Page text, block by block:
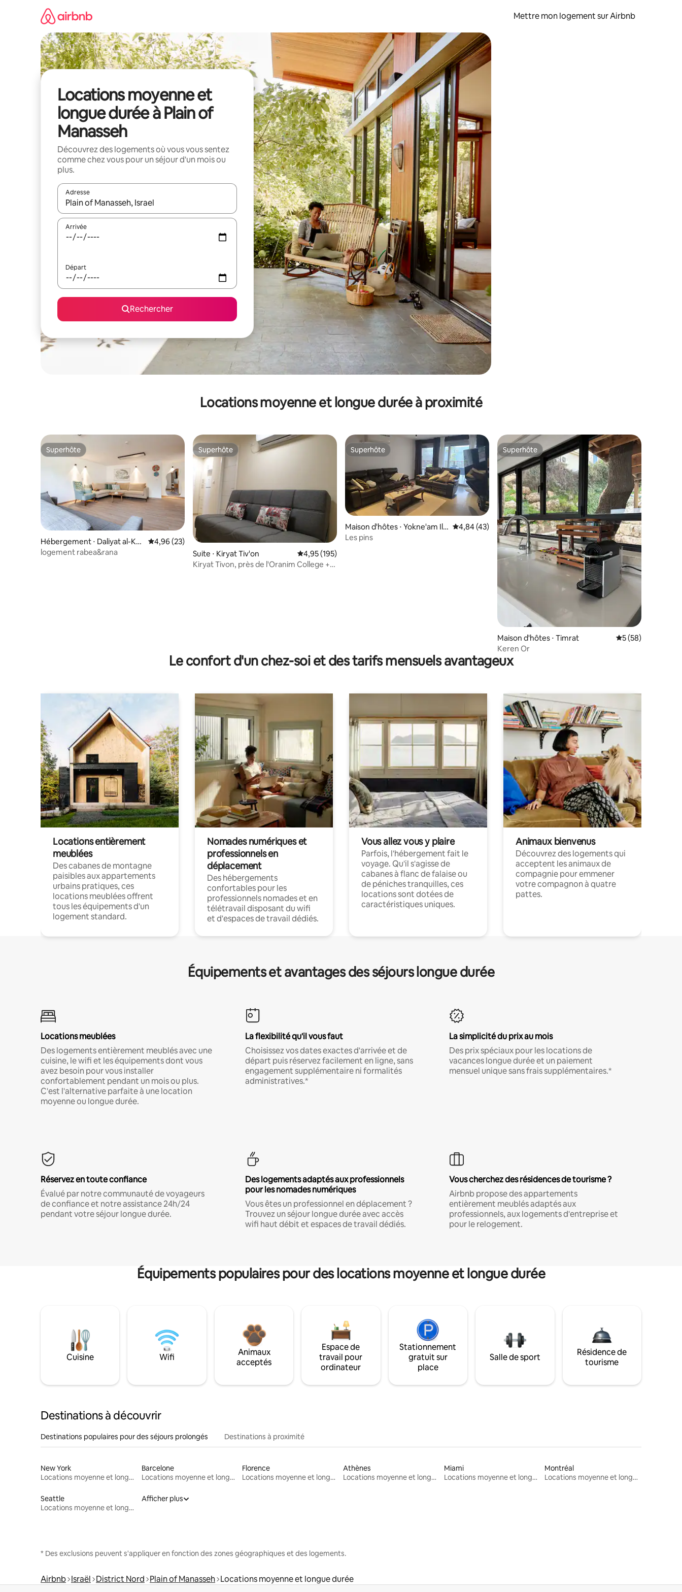
Mettre mon logement sur Airbnb
Locations moyenne et
longue durée à Plain of
Manasseh
Découvrez des logements où vous vous sentez
comme chez vous pour un séjour d'un mois ou
plus.
Adresse
Lorsque les résultats s'affichent, utilisez les flèches vers le haut et vers le bas pour les parcourir ou en appuyant et en faisant glisser.
Arrivée
Départ
Rechercher
Locations moyenne et longue durée à proximité
Superhôte
Superhôte
Hébergement ⋅ Daliyat al-Kar
mel
Évaluation moyenne sur la base de 23 commentaires : 4,96 sur 5
4,96 (23)
logement rabea&rana
Superhôte
Superhôte
Suite ⋅ Kiryat Tiv'on Évaluation moyenne sur la base de 195 commentaires : 4,95 sur 5
4,95 (195)
Kiryat Tivon, près de l'Oranim College +
Superhôte
Superhôte
Maison d'hôtes ⋅ Yokne'am Illi
t
Évaluation moyenne sur la base de 43 commentaires : 4,84 sur 5
4,84 (43)
Les pins
Superhôte
Superhôte
Maison d'hôtes ⋅ Timrat Évaluation
5 (58)
Keren Or
Le confort d'un chez-soi et des tarifs mensuels avantageux
Locations entièrement
meublées
Des cabanes de montagne
paisibles aux appartements
urbains pratiques, ces
locations meublées offrent
tous les équipements d'un
logement standard.
Nomades numériques et
professionnels en
déplacement
Des hébergements
confortables pour les
professionnels nomades et en
télétravail disposant du wifi
et d'espaces de travail dédiés.
Vous allez vous y plaire
Parfois, l'hébergement fait le
voyage. Qu'il s'agisse de
cabanes à flanc de falaise ou
de péniches tranquilles, ces
locations sont dotées de
caractéristiques uniques.
Animaux bienvenus
Découvrez des logements qui
acceptent les animaux de
compagnie pour emmener
votre compagnon à quatre
pattes.
Équipements et avantages des séjours longue durée
Locations meublées
Des logements entièrement meublés avec une
cuisine, le wifi et les équipements dont vous
avez besoin pour vous installer
confortablement pendant un mois ou plus.
C'est l'alternative parfaite à une location
moyenne ou longue durée.
La flexibilité qu'il vous faut
Choisissez vos dates exactes d'arrivée et de
départ puis réservez facilement en ligne, sans
engagement supplémentaire ni formalités
administratives.*
La simplicité du prix au mois
Des prix spéciaux pour les locations de
vacances longue durée et un paiement
mensuel unique sans frais supplémentaires.*
Réservez en toute confiance
Évalué par notre communauté de voyageurs
de confiance et notre assistance 24h/24
pendant votre séjour longue durée.
Des logements adaptés aux professionnels
pour les nomades numériques
Vous êtes un professionnel en déplacement ?
Trouvez un séjour longue durée avec accès
wifi haut débit et espaces de travail dédiés.
Vous cherchez des résidences de tourisme ?
Airbnb propose des appartements
entièrement meublés adaptés aux
professionnels, aux logements d'entreprise et
pour le relogement.
Équipements populaires pour des locations moyenne et longue durée
Cuisine Wifi
Animaux
acceptés
Espace de
travail pour
ordinateur
Stationnement
gratuit sur
place
Salle de sport
Résidence de
tourisme
Destinations à découvrir
Destinations populaires pour des séjours prolongés Destinations à proximité
New York
Locations moyenne et longue durée
Barcelone
Locations moyenne et longue durée
Florence
Locations moyenne et longue durée
Athènes
Locations moyenne et longue durée
Miami
Locations moyenne et longue durée
Montréal
Locations moyenne et longue durée
Seattle
Locations moyenne et longue durée
Afficher plus
* Des exclusions peuvent s'appliquer en fonction des zones géographiques et des logements.
Airbnb Israël District Nord Plain of Manasseh Locations moyenne et longue durée